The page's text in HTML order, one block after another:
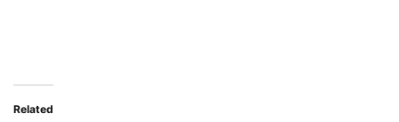
Related